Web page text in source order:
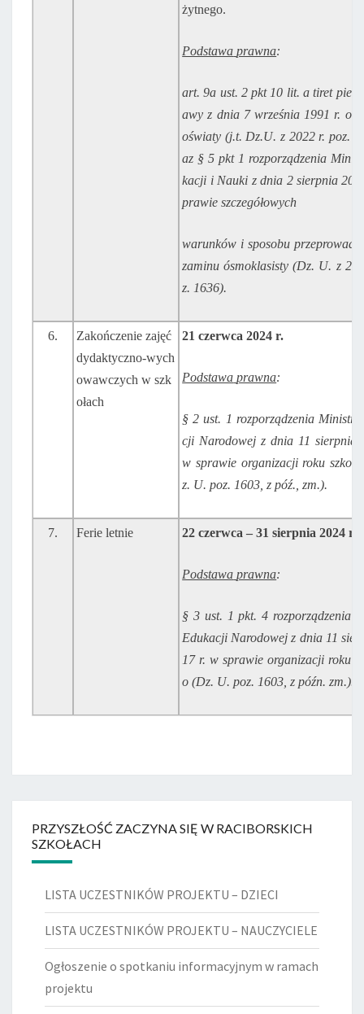
żytnego.
Podstawa prawna:
art. 9a ust. 2 pkt 10 lit. a tiret
awy z dnia 7 września 1991 r. o
oświaty (j.t. Dz.U. z 2022 r. poz.
az § 5 pkt 1 rozporządzenia
kacji i Nauki z dnia 2 sierpnia
prawie szczegółowych
warunków i sposobu
zaminu ósmoklasisty (Dz. U. z
z. 1636).
6.
Zakończenie zajęć
dydaktyczno-wych
owawczych w szk
ołach
21 czerwca 2024 r.
Podstawa prawna:
§ 2 ust. 1 rozporządzenia Ministra
cji Narodowej z dnia 11 sierpnia
w sprawie organizacji roku
z. U. poz. 1603, z póź., zm.).
7. Ferie letnie 22 czerwca – 31 sierpnia 2024 r.
Podstawa prawna:
§ 3 ust. 1 pkt. 4 rozporządzenia
Edukacji Narodowej z dnia 11
17 r. w sprawie organizacji roku
o (Dz. U. poz. 1603, z późn. zm.).
PRZYSZŁOŚĆ ZACZYNA SIĘ W RACIBORSKICH
SZKOŁACH
LISTA UCZESTNIKÓW PROJEKTU – DZIECI
LISTA UCZESTNIKÓW PROJEKTU – NAUCZYCIELE
Ogłoszenie o spotkaniu informacyjnym w ramach
projektu